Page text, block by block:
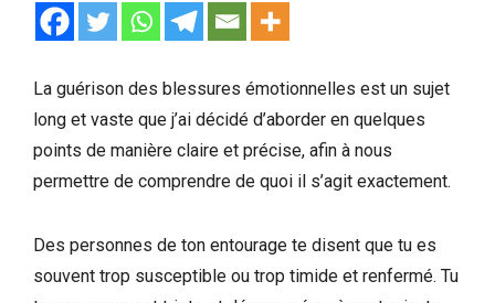
La guérison des blessures émotionnelles est un sujet
long et vaste que j’ai décidé d’aborder en quelques
points de manière claire et précise, afin à nous
permettre de comprendre de quoi il s’agit exactement.
Des personnes de ton entourage te disent que tu es
souvent trop susceptible ou trop timide et renfermé. Tu